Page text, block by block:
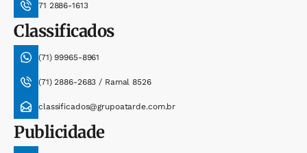
71 2886-1613
Classificados
(71) 99965-8961
(71) 2886-2683 / Ramal 8526
classificados@grupoatarde.com.br
Publicidade